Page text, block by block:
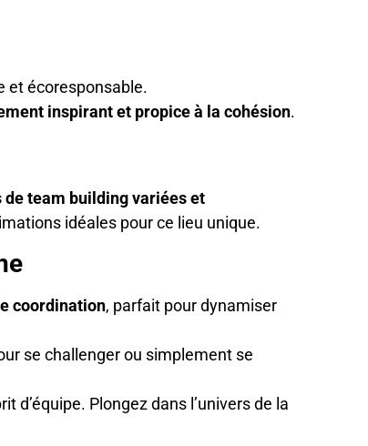
et écoresponsable.
inspirant et propice à la cohésion.
team building variées et
idéales pour ce lieu unique.
coordination, parfait pour dynamiser
se challenger ou simplement se
d’équipe. Plongez dans l’univers de la